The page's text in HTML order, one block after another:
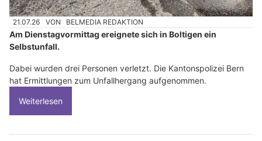
21.07.26 VON BELMEDIA REDAKTION
Am Dienstagvormittag ereignete sich in Boltigen ein
Selbstunfall.
Dabei wurden drei Personen verletzt. Die Kantonspolizei Bern
hat Ermittlungen zum Unfallhergang aufgenommen.
Weiterlesen